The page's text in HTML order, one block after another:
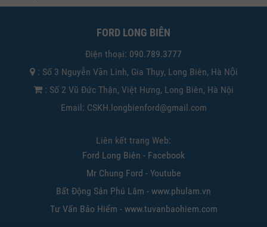
FORD LONG BIÊN
Điện thoại: 090.789.3777
: Số 3 Nguyễn Văn Linh, Gia Thụy, Long Biên, Hà Nội
: Số 2 Vũ Đức Thận, Việt Hưng, Long Biên, Hà Nội
Email: CSKH.longbienford@gmail.com
Liên kết trang Web:
Ford Long Biên - Facebook
Mr Chung Ford - Youtube
Bất Động Sản Phú Lâm - www.phulam.vn
Tư Vấn Bảo Hiểm - www.tuvanbaohiem.com